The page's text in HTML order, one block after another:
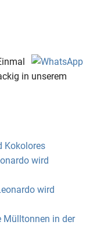
in unserem
Kokolores
wird
wird
Mülltonnen in der